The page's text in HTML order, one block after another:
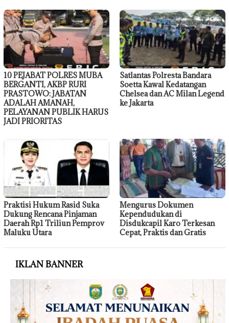
10 PEJABAT POLRES MUBA
BERGANTI, AKBP RURI
PRASTOWO: JABATAN
ADALAH AMANAH,
PELAYANAN PUBLIK HARUS
JADI PRIORITAS
Satlantas Polresta Bandara
Soetta Kawal Kedatangan
Chelsea dan AC Milan Legend
ke Jakarta
Praktisi Hukum Rasid Suka
Dukung Rencana Pinjaman
Daerah Rp1 Triliun Pemprov
Maluku Utara
Mengurus Dokumen
Kependudukan di
Disdukcapil Karo Terkesan
Cepat, Praktis dan Gratis
IKLAN BANNER